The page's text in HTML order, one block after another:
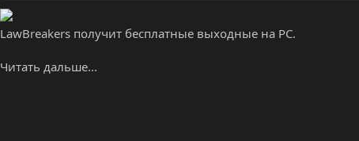
LawBreakers получит бесплатные выходные на PC.​
Читать дальше...